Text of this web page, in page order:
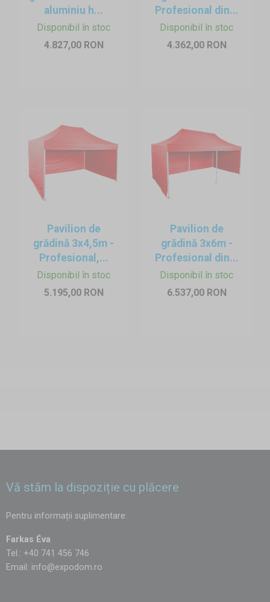
aluminiu h...
Disponibil în stoc
4.827,00 RON
Profesional din...
Disponibil în stoc
4.362,00 RON
Pavilion de
grădină 3x4,5m -
Profesional,...
Disponibil în stoc
5.195,00 RON
Pavilion de
grădină 3x6m -
Profesional din...
Disponibil în stoc
6.537,00 RON
Vă stăm la dispoziție cu plăcere
Pentru informații suplimentare:
Farkas Éva
Tel.: +40 741 456 746
Email: info@expodom.ro